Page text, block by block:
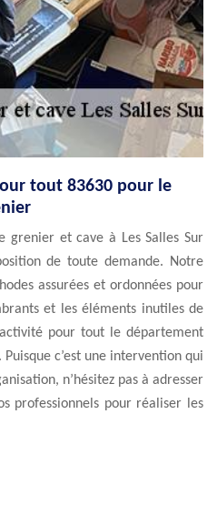
tout 83630 pour le
grenier et cave à Les Salles Sur
de toute demande. Notre
assurées et ordonnées pour
et les éléments inutiles de
pour tout le département
c’est une intervention qui
n’hésitez pas à adresser
professionnels pour réaliser les